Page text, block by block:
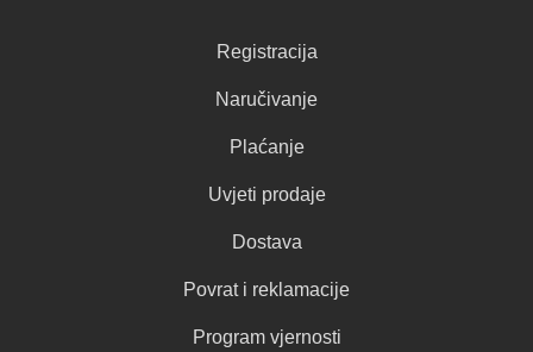
Registracija
Naručivanje
Plaćanje
Uvjeti prodaje
Dostava
Povrat i reklamacije
Program vjernosti